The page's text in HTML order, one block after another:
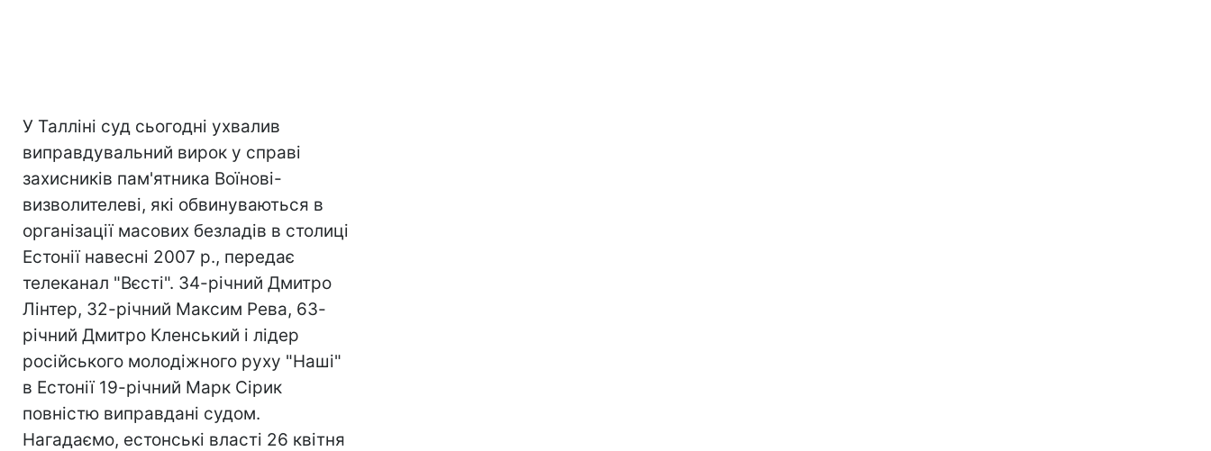
У Талліні суд сьогодні ухвалив
виправдувальний вирок у справі
захисників пам'ятника Воїнові-
визволителеві, які обвинуваються в
організації масових безладів в столиці
Естонії навесні 2007 р., передає
телеканал "Вєсті". 34-річний Дмитро
Лінтер, 32-річний Максим Рева, 63-
річний Дмитро Кленський і лідер
російського молодіжного руху "Наші"
в Естонії 19-річний Марк Сірик
повністю виправдані судом.
Нагадаємо, естонські власті 26 квітня